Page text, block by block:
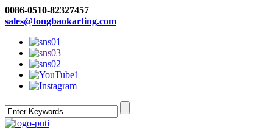
0086-0510-82327457
sales@tongbaokarting.com